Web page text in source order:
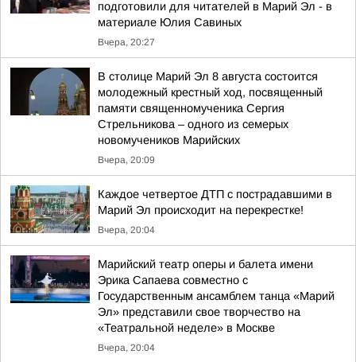
подготовили для читателей в Марий Эл - в
материале Юлия Савиных
Вчера, 20:27
В столице Марий Эл 8 августа состоится
молодежный крестный ход, посвященный
памяти священномученика Сергия
Стрельникова – одного из семерых
новомучеников Марийских
Вчера, 20:09
Каждое четвертое ДТП с пострадавшими в
Марий Эл происходит на перекрестке!
Вчера, 20:04
Марийский театр оперы и балета имени
Эрика Сапаева совместно с
Государственным ансамблем танца «Марий
Эл» представили свое творчество на
«Театральной неделе» в Москве
Вчера, 20:04